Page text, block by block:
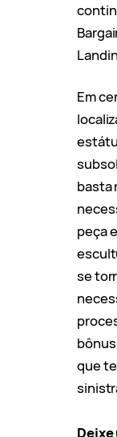
Em
basta
peça
se
que